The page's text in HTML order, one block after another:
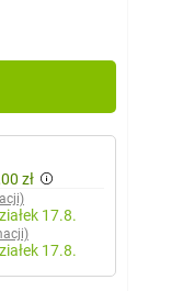
zł
17.8.
17.8.